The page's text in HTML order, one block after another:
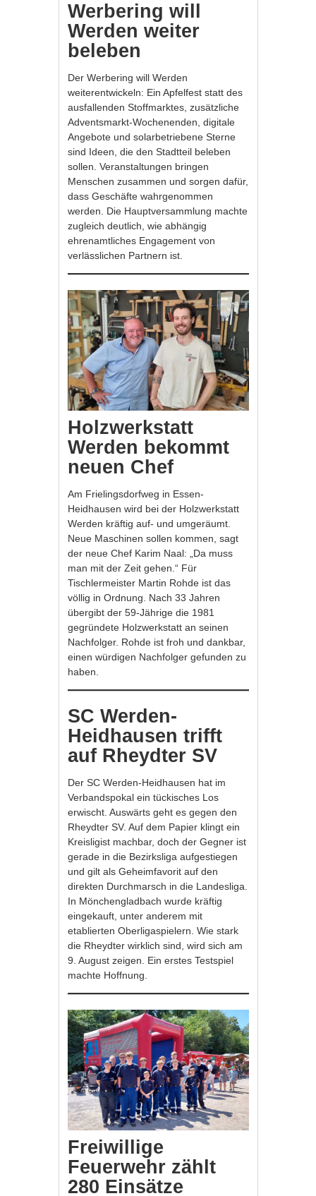
Werbering will
Werden weiter
beleben
Der Werbering will Werden
weiterentwickeln: Ein Apfelfest statt des
ausfallenden Stoffmarktes, zusätzliche
Adventsmarkt-Wochenenden, digitale
Angebote und solarbetriebene Sterne
sind Ideen, die den Stadtteil beleben
sollen. Veranstaltungen bringen
Menschen zusammen und sorgen dafür,
dass Geschäfte wahrgenommen
werden. Die Hauptversammlung machte
zugleich deutlich, wie abhängig
ehrenamtliches Engagement von
verlässlichen Partnern ist.
Holzwerkstatt
Werden bekommt
neuen Chef
Am Frielingsdorfweg in Essen-
Heidhausen wird bei der Holzwerkstatt
Werden kräftig auf- und umgeräumt.
Neue Maschinen sollen kommen, sagt
der neue Chef Karim Naal: „Da muss
man mit der Zeit gehen.“ Für
Tischlermeister Martin Rohde ist das
völlig in Ordnung. Nach 33 Jahren
übergibt der 59-Jährige die 1981
gegründete Holzwerkstatt an seinen
Nachfolger. Rohde ist froh und dankbar,
einen würdigen Nachfolger gefunden zu
haben.
SC Werden-
Heidhausen trifft
auf Rheydter SV
Der SC Werden-Heidhausen hat im
Verbandspokal ein tückisches Los
erwischt. Auswärts geht es gegen den
Rheydter SV. Auf dem Papier klingt ein
Kreisligist machbar, doch der Gegner ist
gerade in die Bezirksliga aufgestiegen
und gilt als Geheimfavorit auf den
direkten Durchmarsch in die Landesliga.
In Mönchengladbach wurde kräftig
eingekauft, unter anderem mit
etablierten Oberligaspielern. Wie stark
die Rheydter wirklich sind, wird sich am
9. August zeigen. Ein erstes Testspiel
machte Hoffnung.
Freiwillige
Feuerwehr zählt
280 Einsätze